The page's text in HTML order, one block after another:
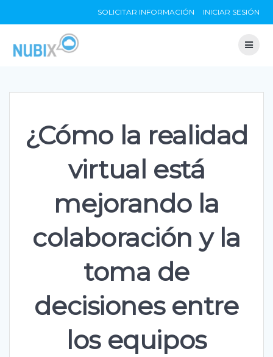
to
SOLICITAR INFORMACIÓN INICIAR SESIÓN
¿Cómo la realidad
virtual está
mejorando la
colaboración y la
toma de
decisiones entre
los equipos